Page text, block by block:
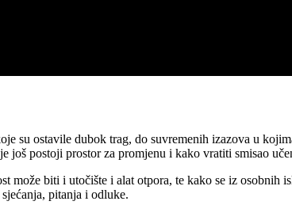
su ostavile dubok trag, do suvremenih izazova u
još postoji prostor za promjenu i kako vratiti smisao
može biti i utočište i alat otpora, te kako se iz osobnih
pitanja i odluke.